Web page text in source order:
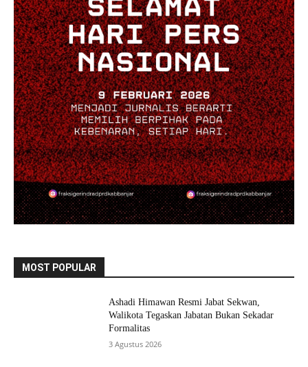
MOST POPULAR
Ashadi Himawan Resmi Jabat Sekwan,
Walikota Tegaskan Jabatan Bukan Sekadar
Formalitas
3 Agustus 2026